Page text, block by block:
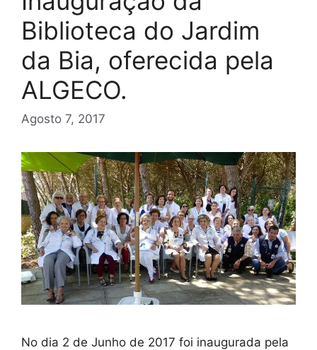
Biblioteca do Jardim
da Bia, oferecida pela
ALGECO.
Agosto 7, 2017
No dia 2 de Junho de 2017 foi inaugurada pela